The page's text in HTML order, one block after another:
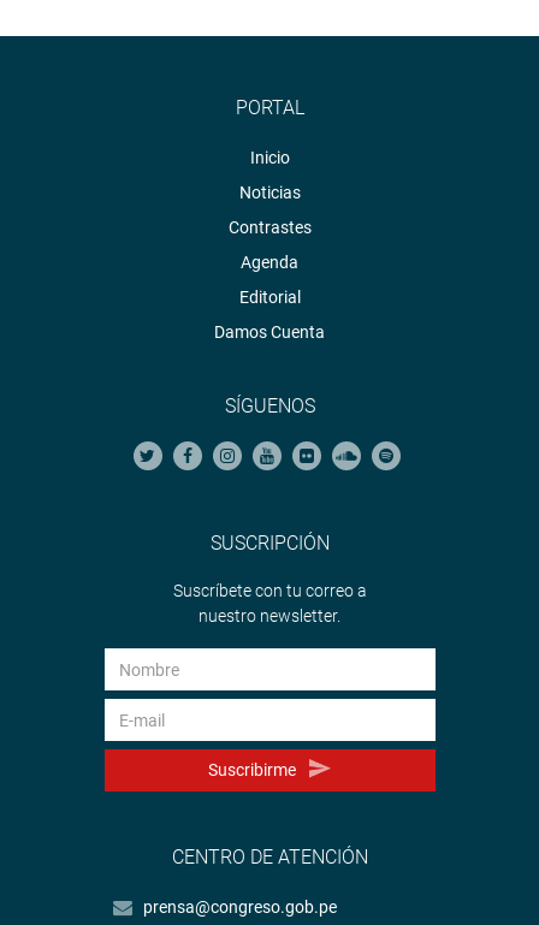
PORTAL
Inicio
Noticias
Contrastes
Agenda
Editorial
Damos Cuenta
SÍGUENOS
SUSCRIPCIÓN
Suscríbete con tu correo a
nuestro newsletter.
Suscribirme
CENTRO DE ATENCIÓN
prensa@congreso.gob.pe